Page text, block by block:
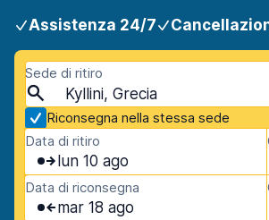
Assistenza 24/7
Sede di ritiro
Kyllini, Grecia
Riconsegna nella stessa sede
Data di ritiro
lun 10 ago
Data di riconsegna
mar 18 ago